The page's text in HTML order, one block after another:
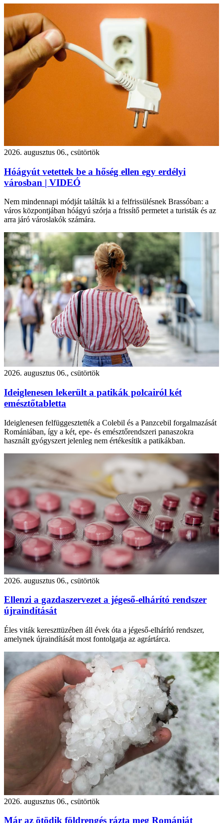
2026. augusztus 06., csütörtök
Hóágyút vetettek be a hőség ellen egy erdélyi
városban | VIDEÓ
Nem mindennapi módját találták ki a felfrissülésnek Brassóban: a
város központjában hóágyú szórja a frissítő permetet a turisták és az
arra járó városlakók számára.
2026. augusztus 06., csütörtök
Ideiglenesen lekerült a patikák polcairól két
emésztőtabletta
Ideiglenesen felfüggesztették a Colebil és a Panzcebil forgalmazását
Romániában, így a két, epe- és emésztőrendszeri panaszokra
használt gyógyszert jelenleg nem értékesítik a patikákban.
2026. augusztus 06., csütörtök
Ellenzi a gazdaszervezet a jégeső-elhárító rendszer
újraindítását
Éles viták kereszttüzében áll évek óta a jégeső-elhárító rendszer,
amelynek újraindítását most fontolgatja az agrártárca.
2026. augusztus 06., csütörtök
Már az ötödik földrengés rázta meg Romániát